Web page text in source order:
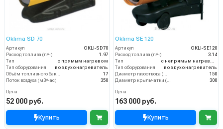
Oklima SD 70
Артикул
OKLI-SD70
Расход топлива (л/ч)
1.97
Тип
с прямым нагревом
Тип оборудования
воздухонагреватель
17
Поток воздуха (м3/час)
350
Цена
52 000 руб.
Купить
Oklima SE 120
Артикул
OKLI-SE120
Расход топлива (л/ч)
3.14
Тип
Тип оборудования
воздухонагреватель
150
300
Цена
163 000 руб.
Купить